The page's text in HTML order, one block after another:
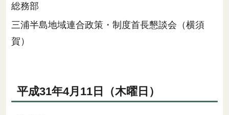
総務部
三浦半島地域連合政策・制度首長懇談会（横須
賀）
平成31年4月11日（木曜日）